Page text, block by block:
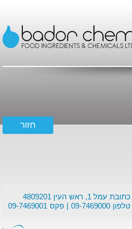
כתובת עמל 1, ראש העין 4809201
טלפון 09-7469000 פקס 09-7469001